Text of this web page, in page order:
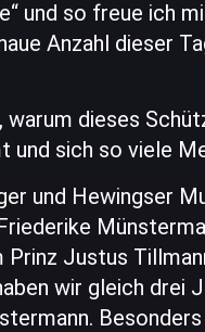
und so freue ich
Anzahl dieser
dieses
sich so viele
und Hewingser
Justus
wir gleich drei